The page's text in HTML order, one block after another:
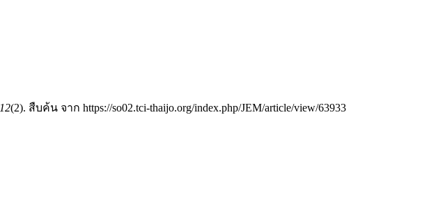
12(2). สืบค้น จาก https://so02.tci-thaijo.org/index.php/JEM/article/view/63933